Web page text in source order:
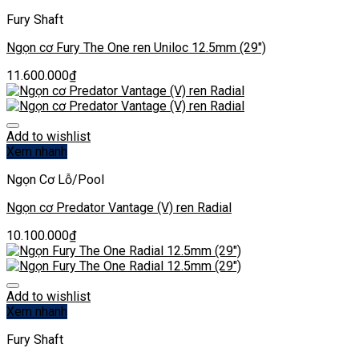
Fury Shaft
Ngọn cơ Fury The One ren Uniloc 12.5mm (29″)
11.600.000₫
Add to wishlist
Xem nhanh
Ngọn Cơ Lỗ/Pool
Ngọn cơ Predator Vantage (V) ren Radial
10.100.000₫
Add to wishlist
Xem nhanh
Fury Shaft